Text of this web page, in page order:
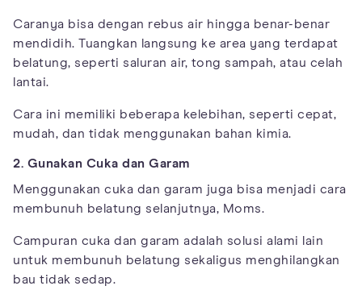
Caranya bisa dengan rebus air hingga benar-benar
mendidih. Tuangkan langsung ke area yang terdapat
belatung, seperti saluran air, tong sampah, atau celah
lantai.
Cara ini memiliki beberapa kelebihan, seperti cepat,
mudah, dan tidak menggunakan bahan kimia.
2. Gunakan Cuka dan Garam
Menggunakan cuka dan garam juga bisa menjadi cara
membunuh belatung selanjutnya, Moms.
Campuran cuka dan garam adalah solusi alami lain
untuk membunuh belatung sekaligus menghilangkan
bau tidak sedap.